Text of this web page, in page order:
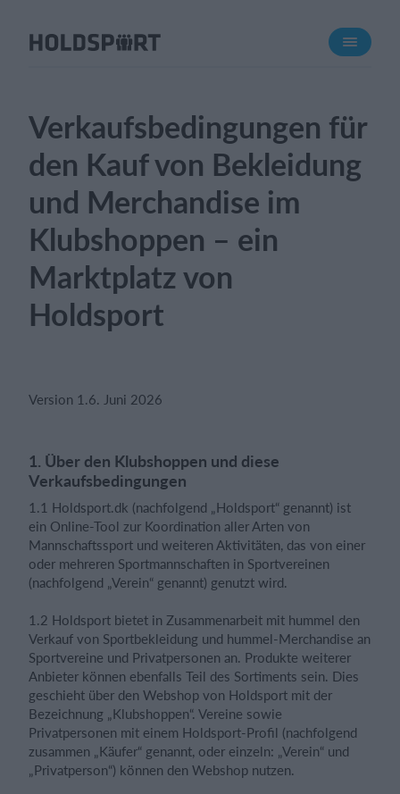
Über Holdsport
Karriere
Presse
Funktionen
Trainingsplan
Mitgliedsbeitrag
Homepage erstellen
Vereins App
Was kostet es?
Einloggen
Verkaufsbedingungen für
den Kauf von Bekleidung
und Merchandise im
Klubshoppen – ein
Marktplatz von
Holdsport
Version 1.6. Juni 2026
1. Über den Klubshoppen und diese
Verkaufsbedingungen
1.1 Holdsport.dk (nachfolgend „Holdsport“ genannt) ist
ein Online-Tool zur Koordination aller Arten von
Mannschaftssport und weiteren Aktivitäten, das von einer
oder mehreren Sportmannschaften in Sportvereinen
(nachfolgend „Verein“ genannt) genutzt wird.
1.2 Holdsport bietet in Zusammenarbeit mit hummel den
Verkauf von Sportbekleidung und hummel-Merchandise an
Sportvereine und Privatpersonen an. Produkte weiterer
Anbieter können ebenfalls Teil des Sortiments sein. Dies
geschieht über den Webshop von Holdsport mit der
Bezeichnung „Klubshoppen“. Vereine sowie
Privatpersonen mit einem Holdsport-Profil (nachfolgend
zusammen „Käufer“ genannt, oder einzeln: „Verein“ und
„Privatperson“) können den Webshop nutzen.